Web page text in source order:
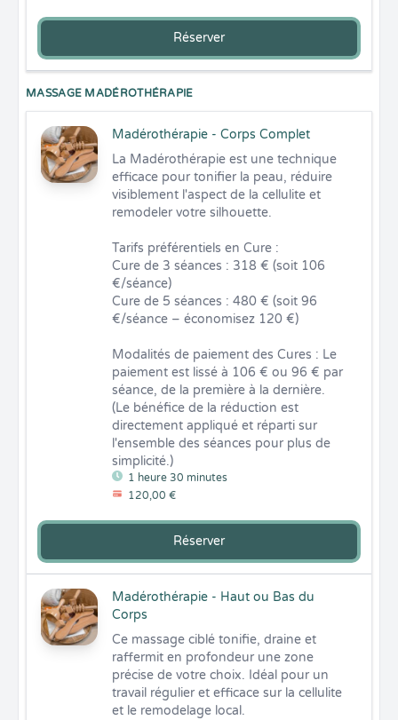
Réserver
MASSAGE MADÉROTHÉRAPIE
Madérothérapie - Corps Complet
1 heure 30 minutes
120,00 €
La Madérothérapie est une technique
efficace pour tonifier la peau, réduire
visiblement l'aspect de la cellulite et
remodeler votre silhouette.
Tarifs préférentiels en Cure :
Cure de 3 séances : 318 € (soit 106
€/séance)
Cure de 5 séances : 480 € (soit 96
€/séance – économisez 120 €)
Modalités de paiement des Cures : Le
paiement est lissé à 106 € ou 96 € par
séance, de la première à la dernière.
(Le bénéfice de la réduction est
directement appliqué et réparti sur
l'ensemble des séances pour plus de
simplicité.)
Réserver
Madérothérapie - Haut ou Bas du
Corps
Ce massage ciblé tonifie, draine et
raffermit en profondeur une zone
précise de votre choix. Idéal pour un
travail régulier et efficace sur la cellulite
et le remodelage local.